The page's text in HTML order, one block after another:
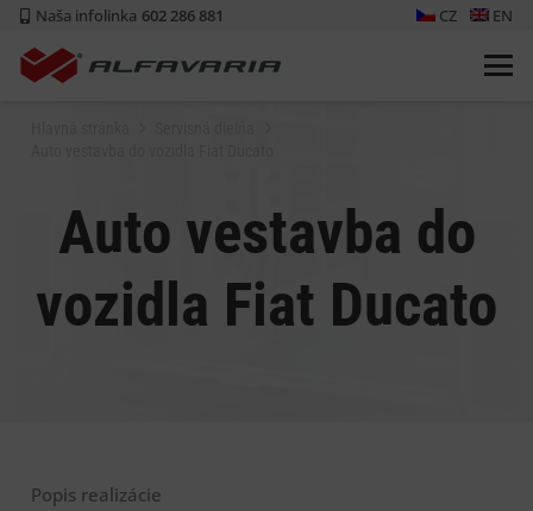
Naša infolinka 602 286 881 CZ EN
Auto vestavba do
vozidla Fiat Ducato
Popis realizácie